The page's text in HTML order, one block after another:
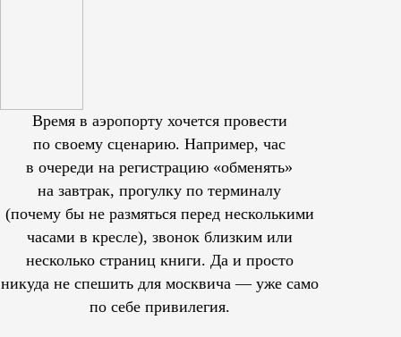
Время в аэропорту хочется провести
по своему сценарию. Например, час
в очереди на регистрацию «обменять»
на завтрак, прогулку по терминалу
(почему бы не размяться перед несколькими
часами в кресле), звонок близким или
несколько страниц книги. Да и просто
никуда не спешить для москвича — уже само
по себе привилегия.